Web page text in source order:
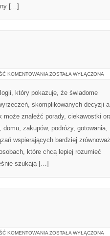
[…]
KOMENTOWANIA RECYKLING
ZOSTAŁA WYŁĄCZONA
który pokazuje, że świadome
skomplikowanych decyzji
znaleźć porady, ciekawostki
zakupów, podróży, gotowania,
wspierających bardziej
które chcą lepiej rozumieć
szukają […]
KOMENTOWANIA SKŁADNIKI
ZOSTAŁA WYŁĄCZONA